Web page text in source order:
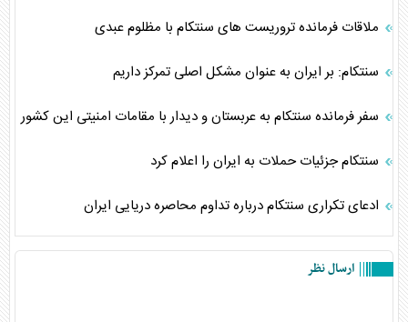
ملاقات فرمانده تروریست های سنتکام با مظلوم عبدی
سنتکام: بر ایران به عنوان مشکل اصلی تمرکز داریم
سفر فرمانده سنتکام به عربستان و دیدار با مقامات امنیتی این کشور
سنتکام جزئیات حملات به ایران را اعلام کرد
ادعای تکراری سنتکام درباره تداوم محاصره دریایی ایران
ارسال نظر